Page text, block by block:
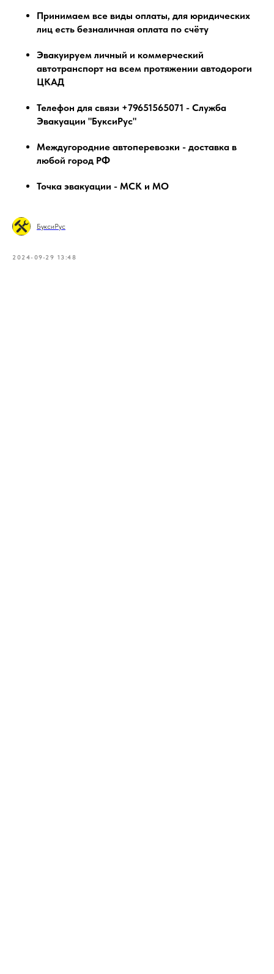
Принимаем все виды оплаты, для юридических
лиц есть безналичная оплата по счёту
Эвакуируем личный и коммерческий
автотранспорт на всем протяжении автодороги
ЦКАД
Телефон для связи +79651565071 - Служба
Эвакуации "БуксиРус"
Междугородние автоперевозки - доставка в
любой город РФ
Точка эвакуации - МСК и МО
БуксиРус
2024-09-29 13:48